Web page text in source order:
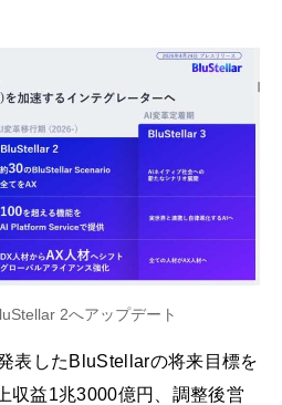
2へアップデート
表したBluStellarの将来目標を
収益1兆3000億円、調整後営